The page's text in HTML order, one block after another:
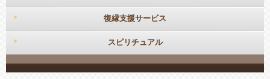
復縁支援サービス
スピリチュアル